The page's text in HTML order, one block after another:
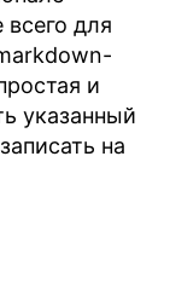
для
и
указанный
на